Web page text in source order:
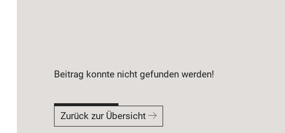
Beitrag konnte nicht gefunden werden!
Zurück zur Übersicht